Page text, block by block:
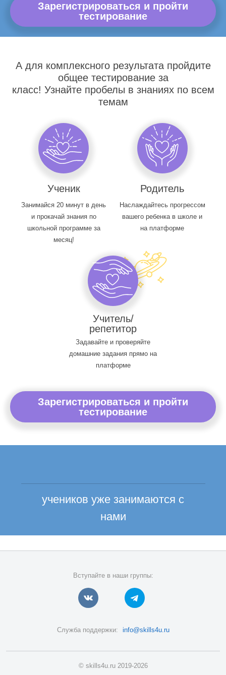
Зарегистрироваться и пройти
тестирование
А для комплексного результата пройдите
общее тестирование за
класс! Узнайте пробелы в знаниях по всем
темам
Ученик
Занимайся 20 минут в день
и прокачай знания по
школьной программе за
месяц!
Родитель
Наслаждайтесь прогрессом
вашего ребенка в школе и
на платформе
Учитель/
репетитор
Задавайте и проверяйте
домашние задания прямо на
платформе
Зарегистрироваться и пройти
тестирование
учеников уже занимаются с
нами
Вступайте в наши группы:
Служба поддержки: info@skills4u.ru
© skills4u.ru 2019-2026